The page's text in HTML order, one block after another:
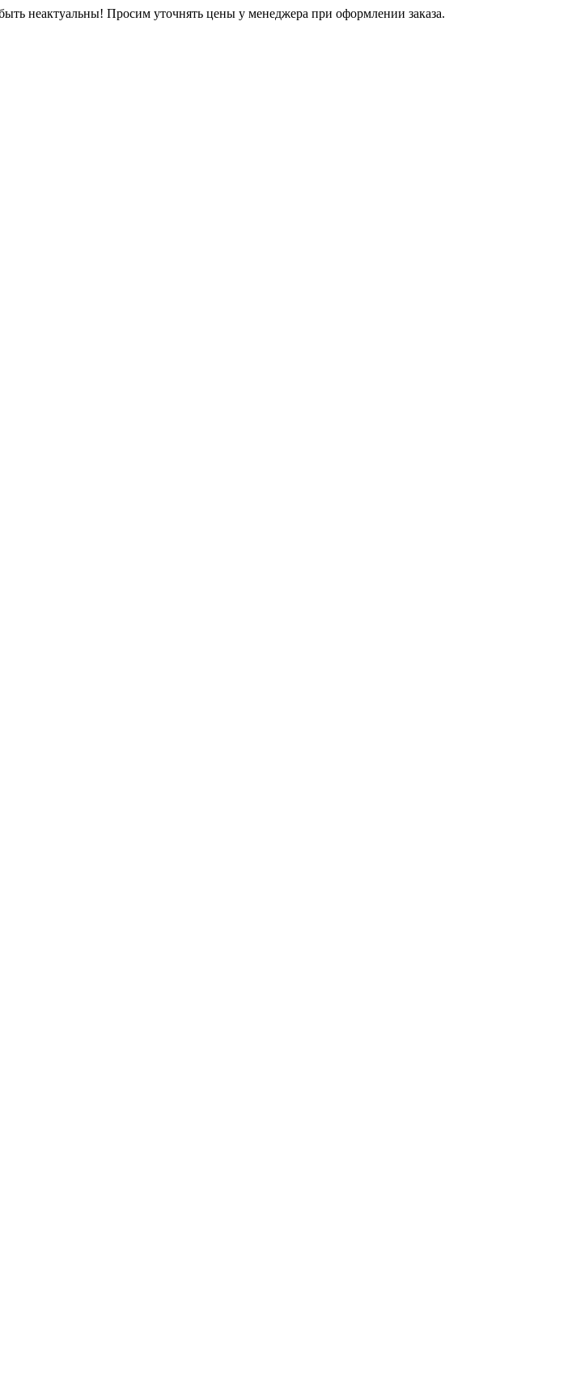
неактуальны! Просим уточнять цены у менеджера при оформлении заказа.